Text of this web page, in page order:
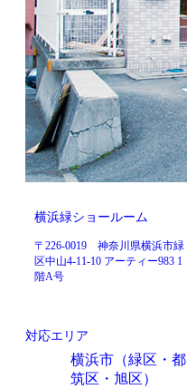
横浜緑ショールーム
〒226-0019 神奈川県横浜市緑
区中山4-11-10 アーティー983 1
階A号
対応エリア
横浜市（緑区・都
筑区・旭区）